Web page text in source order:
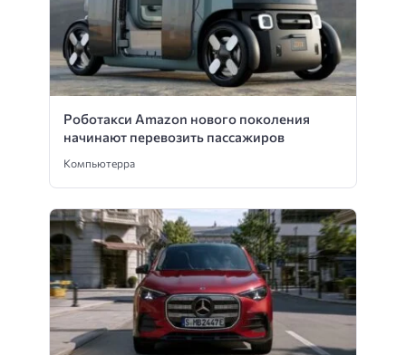
Роботакси Amazon нового поколения
начинают перевозить пассажиров
Компьютерра